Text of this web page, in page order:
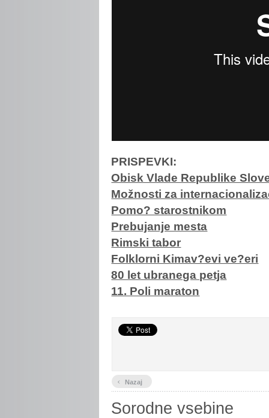
PRISPEVKI:
Obisk Vlade Republike
Možnosti za
Pomo? starostnikom
Prebujanje mesta
Rimski tabor
Folklorni Kimav?evi ve?eri
80 let ubranega petja
11. Poli maraton
‹ Nazaj
Sorodne vsebine